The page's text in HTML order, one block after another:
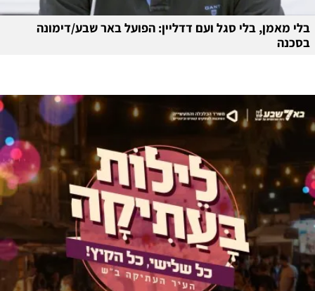
בלי מאמן, בלי סגל ועם דדליין: הפועל באר שבע/דימונה
בסכנה